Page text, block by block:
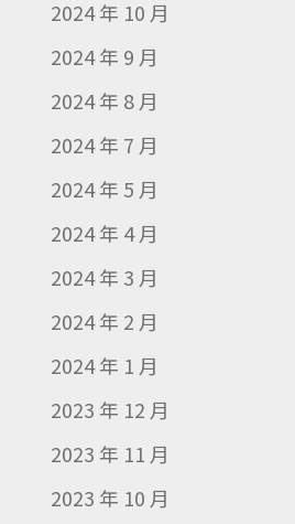
2024 年 10 月
2024 年 9 月
2024 年 8 月
2024 年 7 月
2024 年 5 月
2024 年 4 月
2024 年 3 月
2024 年 2 月
2024 年 1 月
2023 年 12 月
2023 年 11 月
2023 年 10 月